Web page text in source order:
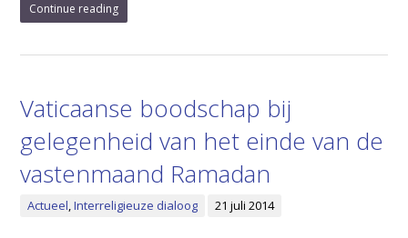
Continue reading
Vaticaanse boodschap bij
gelegenheid van het einde van de
vastenmaand Ramadan
Actueel,Interreligieuze dialoog 21 juli 2014